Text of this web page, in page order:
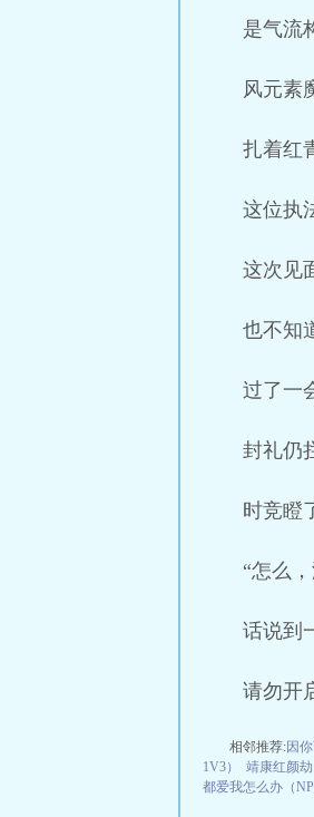
是气流
风元素
扎着红
这位执
这次见
也不知
过了一
封礼仍
时竞瞪
“怎么
话说到
请勿开
相邻推荐:因
1V3）
靖康红颜劫
都爱我怎么办（